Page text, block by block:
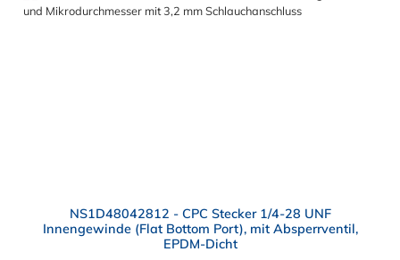
NS1D48042812 - CPC Stecker 1/4-28 UNF
Innengewinde (Flat Bottom Port), mit Absperrventil,
EPDM-Dicht